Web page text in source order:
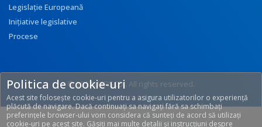
Legislație Europeană
Inițiative legislative
Procese
© 2017 UEFISCDI. All rights reserved.
[T: 0.5522, O: 113]
Politica de cookie-uri
Acest site folosește cookie-uri pentru a asigura utilizatorilor o experiență
plăcută de navigare. Dacă continuați sa navigați fără sa schimbați
preferințele browser-ului vom considera că sunteți de acord să utilizați
cookie-uri pe acest site. Găsiți mai multe detalii și instrucțiuni despre